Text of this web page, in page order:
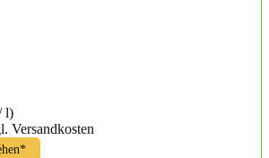
l)
Versandkosten